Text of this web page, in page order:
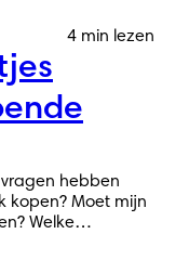
4 min lezen
hebben
kopen? Moet mijn
Welke
de antwoorden